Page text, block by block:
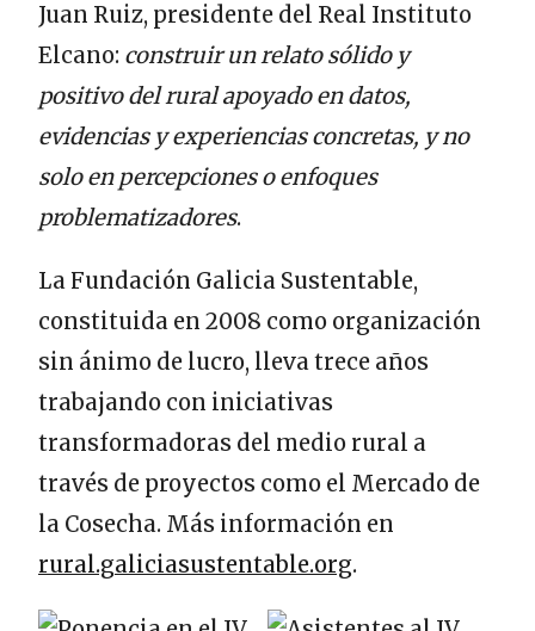
Juan Ruiz, presidente del Real Instituto
Elcano: construir un relato sólido y
positivo del rural apoyado en datos,
evidencias y experiencias concretas, y no
solo en percepciones o enfoques
problematizadores.
La Fundación Galicia Sustentable,
constituida en 2008 como organización
sin ánimo de lucro, lleva trece años
trabajando con iniciativas
transformadoras del medio rural a
través de proyectos como el Mercado de
la Cosecha. Más información en
rural.galiciasustentable.org.